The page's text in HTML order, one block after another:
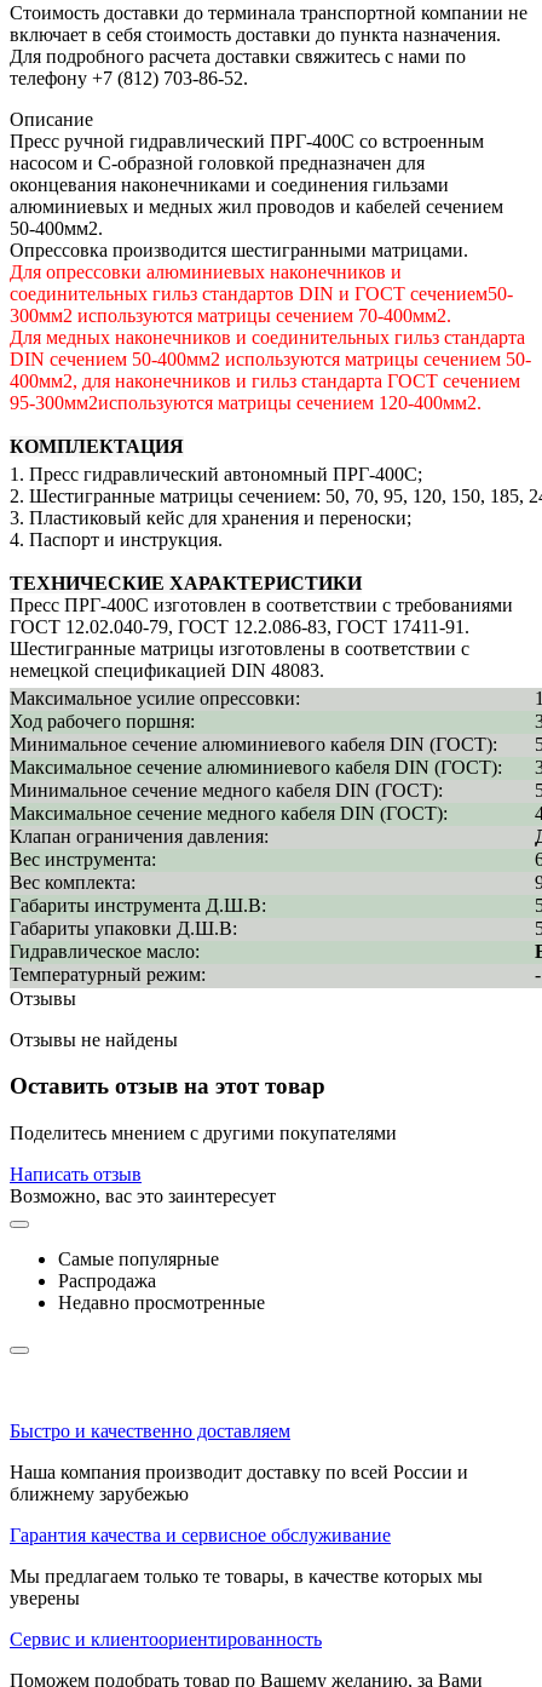
Стоимость доставки до терминала транспортной компании не
включает в себя стоимость доставки до пункта назначения.
Для подробного расчета доставки свяжитесь с нами по
телефону +7 (812) 703-86-52.
Описание
Пресс ручной гидравлический ПРГ-400С со встроенным
насосом и С-образной головкой предназначен для
оконцевания наконечниками и соединения гильзами
алюминиевых и медных жил проводов и кабелей сечением
50-400мм2.
Опрессовка производится шестигранными матрицами.
Для опрессовки алюминиевых наконечников и
соединительных гильз стандартов DIN и ГОСТ сечением50-
300мм2 используются матрицы сечением 70-400мм2.
Для медных наконечников и соединительных гильз стандарта
DIN сечением 50-400мм2 используются матрицы сечением 50-
400мм2, для наконечников и гильз стандарта ГОСТ сечением
95-300мм2используются матрицы сечением 120-400мм2.
КОМПЛЕКТАЦИЯ
1. Пресс гидравлический автономный ПРГ-400С;
2. Шестигранные матрицы сечением: 50, 70, 95, 120, 150, 185,
3. Пластиковый кейс для хранения и переноски;
4. Паспорт и инструкция.
ТЕХНИЧЕСКИЕ ХАРАКТЕРИСТИКИ
Пресс ПРГ-400С изготовлен в соответствии с требованиями
ГОСТ 12.02.040-79, ГОСТ 12.2.086-83, ГОСТ 17411-91.
Шестигранные матрицы изготовлены в соответствии с
немецкой спецификацией DIN 48083.
Максимальное усилие опрессовки:
Ход рабочего поршня:
Минимальное сечение алюминиевого кабеля DIN (ГОСТ):
Максимальное сечение алюминиевого кабеля DIN (ГОСТ):
Минимальное сечение медного кабеля DIN (ГОСТ):
Максимальное сечение медного кабеля DIN (ГОСТ):
Клапан ограничения давления:
Вес инструмента:
Вес комплекта:
Габариты инструмента Д.Ш.В:
Габариты упаковки Д.Ш.В:
Гидравлическое масло:
Температурный режим:
Отзывы
Отзывы не найдены
Оставить отзыв на этот товар
Поделитесь мнением с другими покупателями
Написать отзыв
Возможно, вас это заинтересует
Самые популярные
Распродажа
Недавно просмотренные
Быстро и качественно доставляем
Наша компания производит доставку по всей России и
ближнему зарубежью
Гарантия качества и сервисное обслуживание
Мы предлагаем только те товары, в качестве которых мы
уверены
Сервис и клиентоориентированность
Поможем подобрать товар по Вашему желанию, за Вами